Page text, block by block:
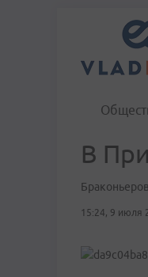
В
15:24, 9 июля